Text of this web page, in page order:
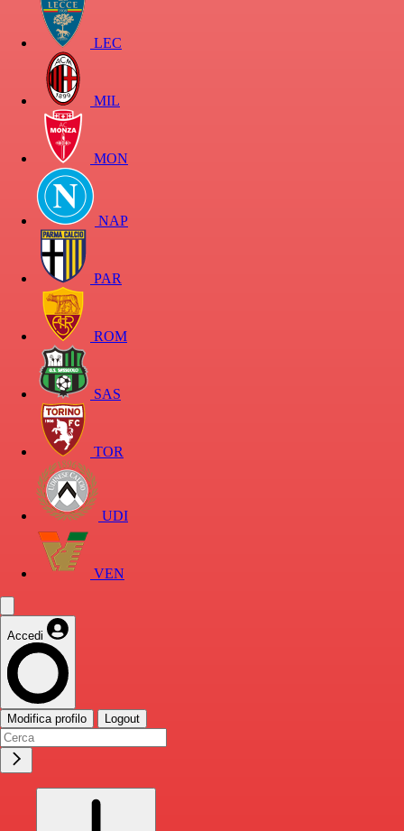
LEC
MIL
MON
NAP
PAR
ROM
SAS
TOR
UDI
VEN
Accedi
Modifica profilo Logout